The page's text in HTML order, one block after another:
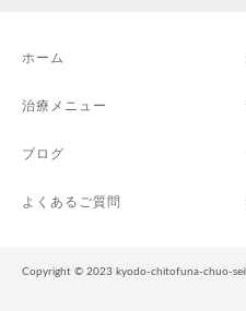
ホーム
治療メニュー
ブログ
よくあるご質問
Copyright © 2023 kyodo-chitofuna-chuo-